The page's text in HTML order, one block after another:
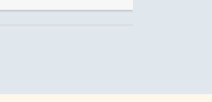
l’Ontario et cinq de l’Ouest